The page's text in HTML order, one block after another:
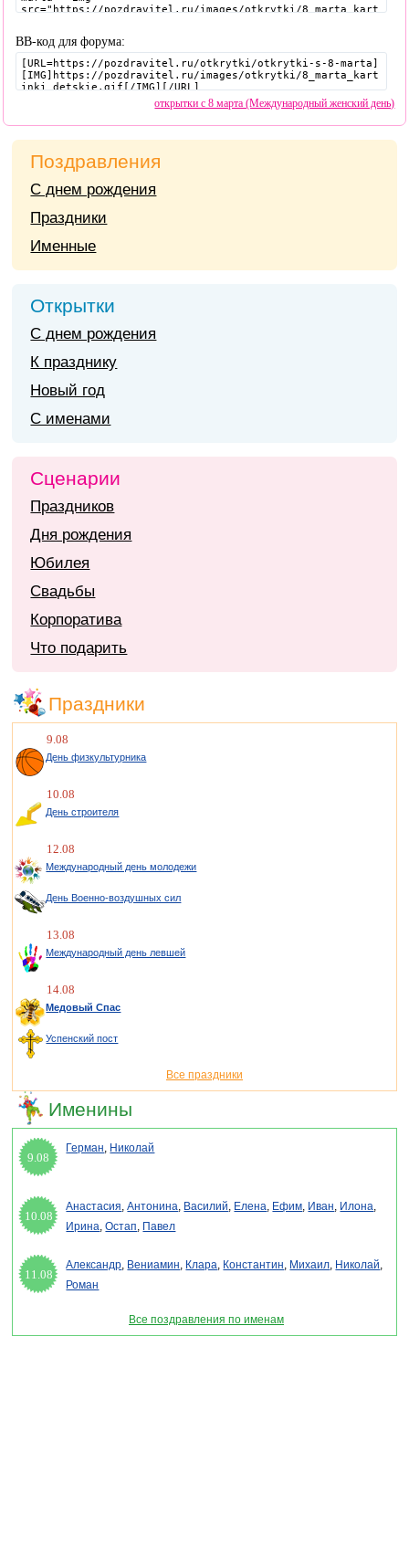
BB-код для форума:
открытки с 8 марта (Международный женский день)
Поздравления
С днем рождения
Праздники
Именные
Открытки
С днем рождения
К празднику
Новый год
С именами
Сценарии
Праздников
Дня рождения
Юбилея
Свадьбы
Корпоратива
Что подарить
Праздники
9.08
День физкультурника
10.08
День строителя
12.08
Международный день молодежи
День Военно-воздушных сил
13.08
Международный день левшей
14.08
Медовый Спас
Успенский пост
Все праздники
Именины
9.08
Герман, Николай
10.08
Анастасия,Антонина, Василий, Елена, Ефим, Иван, Илона,
Ирина,Остап, Павел
11.08
Александр, Вениамин, Клара, Константин, Михаил, Николай,
Роман
Все поздравления по именам